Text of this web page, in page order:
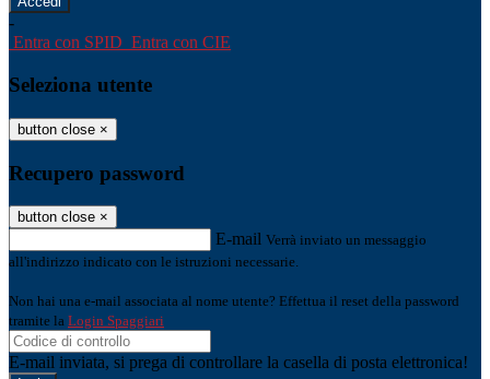
-
Entra con SPID Entra con CIE
Seleziona utente
button close ×
Recupero password
button close ×
E-mail Verrà inviato un messaggio
all'indirizzo indicato con le istruzioni necessarie.
Non hai una e-mail associata al nome utente? Effettua il reset della password
tramite la Login Spaggiari
E-mail inviata, si prega di controllare la casella di posta elettronica!